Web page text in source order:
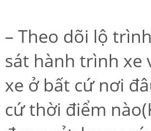
– Theo dõi lộ
sát hành trình xe
xe ở bất cứ nơi
cứ thời điểm